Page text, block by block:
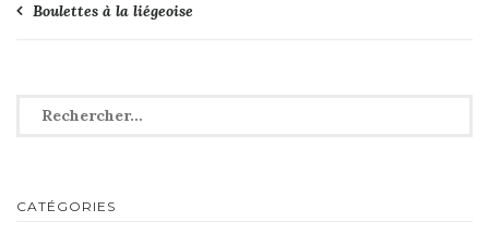
Navigation
Boulettes à la liégeoise
Rechercher :
CATÉGORIES